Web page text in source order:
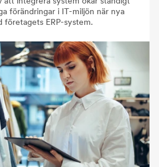
förändringar i IT-miljön när nya
företagets ERP-system.